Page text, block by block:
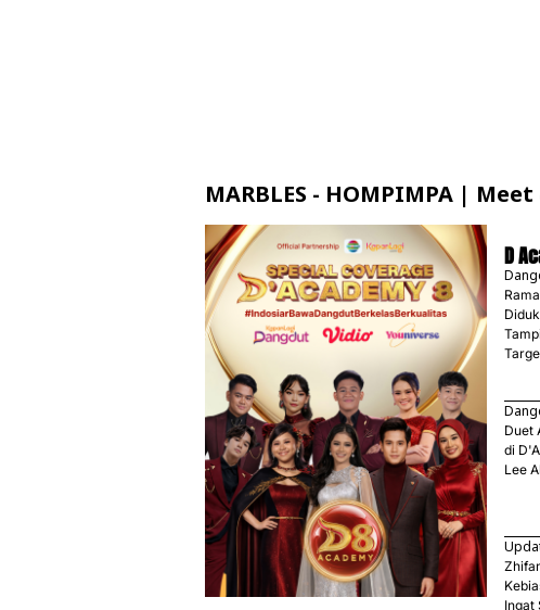
MARBLES - HOMPIMPA |
D
Duet
di
Lee
Ingat